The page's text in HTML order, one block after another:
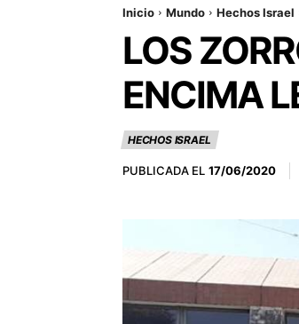
Inicio Mundo Hechos Israel
LOS
ENCIMA
HECHOS ISRAEL
PUBLICADA EL 17/06/2020